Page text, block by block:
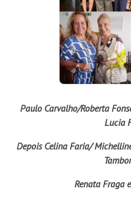
Paulo Carvalho/Roberta
Lucia
Depois Celina Faria/
Renata Fraga